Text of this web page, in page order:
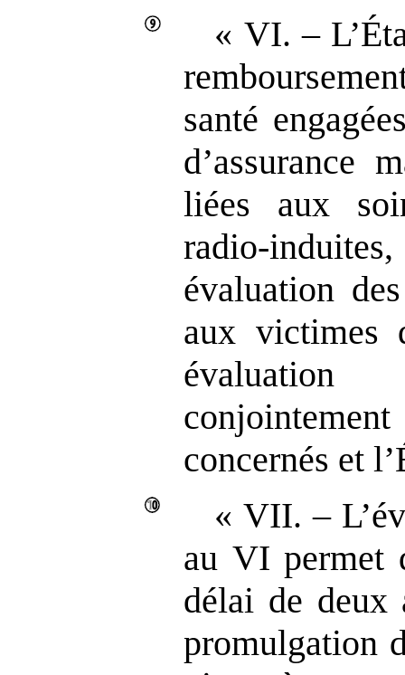
« VI. –
santé
d’assurance
liées aux
évaluation
aux victimes
concernés et
« VII. –
au VI permet
délai de deux